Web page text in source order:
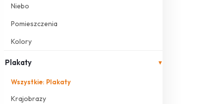
Niebo
Pomieszczenia
Kolory
Plakaty ▾
Wszystkie: Plakaty
Krajobrazy